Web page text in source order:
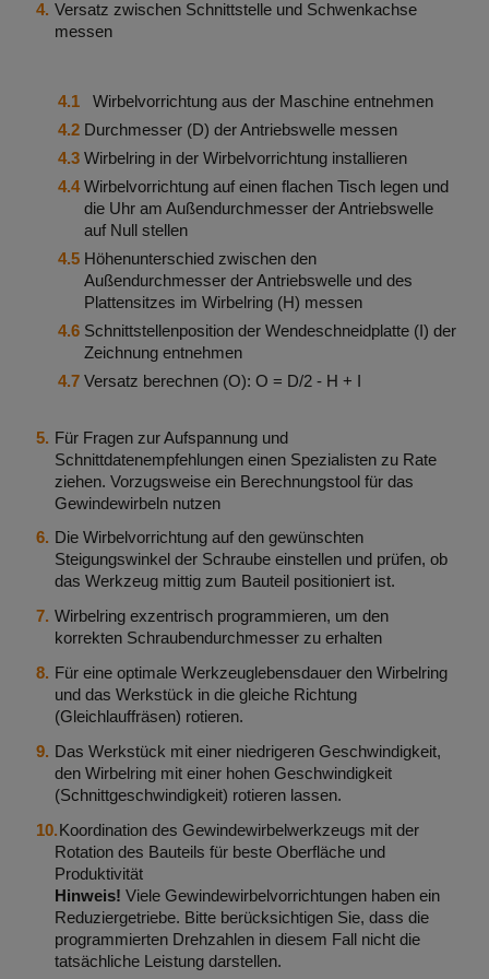
Versatz zwischen Schnittstelle und Schwenkachse
messen
Wirbelvorrichtung aus der Maschine entnehmen
Durchmesser (D) der Antriebswelle messen
Wirbelring in der Wirbelvorrichtung installieren
Wirbelvorrichtung auf einen flachen Tisch legen und
die Uhr am Außendurchmesser der Antriebswelle
auf Null stellen
Höhenunterschied zwischen den
Außendurchmesser der Antriebswelle und des
Plattensitzes im Wirbelring (H) messen
Schnittstellenposition der Wendeschneidplatte (I) der
Zeichnung entnehmen
Versatz berechnen (O): O = D/2 - H + I
Für Fragen zur Aufspannung und
Schnittdatenempfehlungen einen Spezialisten zu Rate
ziehen. Vorzugsweise ein Berechnungstool für das
Gewindewirbeln nutzen
Die Wirbelvorrichtung auf den gewünschten
Steigungswinkel der Schraube einstellen und prüfen, ob
das Werkzeug mittig zum Bauteil positioniert ist.
Wirbelring exzentrisch programmieren, um den
korrekten Schraubendurchmesser zu erhalten
Für eine optimale Werkzeuglebensdauer den Wirbelring
und das Werkstück in die gleiche Richtung
(Gleichlauffräsen) rotieren.
Das Werkstück mit einer niedrigeren Geschwindigkeit,
den Wirbelring mit einer hohen Geschwindigkeit
(Schnittgeschwindigkeit) rotieren lassen.
Koordination des Gewindewirbelwerkzeugs mit der
Rotation des Bauteils für beste Oberfläche und
Produktivität
Hinweis! Viele Gewindewirbelvorrichtungen haben ein
Reduziergetriebe. Bitte berücksichtigen Sie, dass die
programmierten Drehzahlen in diesem Fall nicht die
tatsächliche Leistung darstellen.